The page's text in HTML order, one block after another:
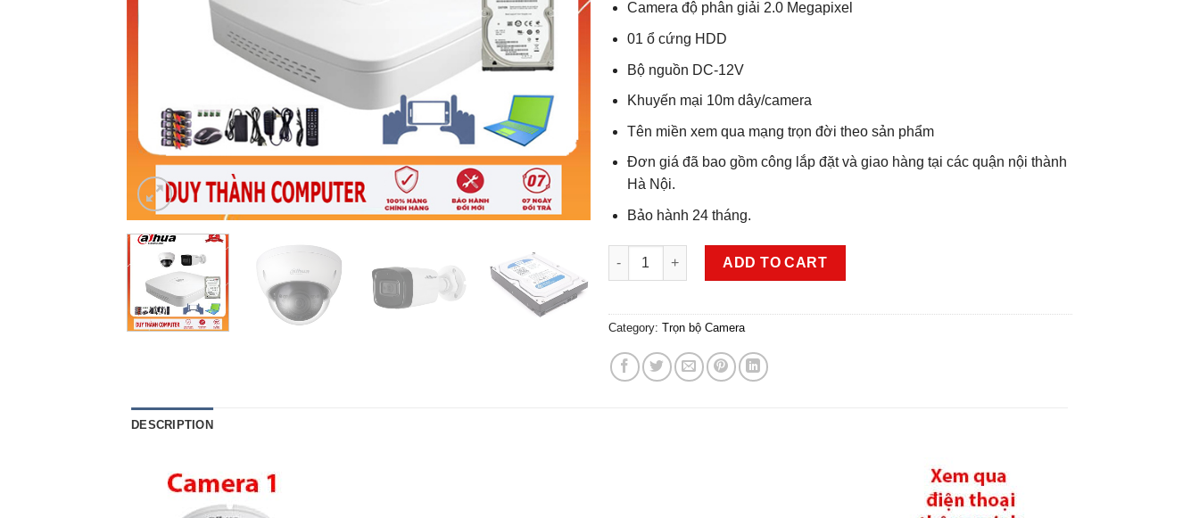
Camera độ phân giải 2.0 Megapixel
01 ổ cứng HDD
Bộ nguồn DC-12V
Khuyến mại 10m dây/camera
Tên miền xem qua mạng trọn đời theo sản phẩm
Đơn giá đã bao gồm công lắp đặt và giao hàng tại các quận nội thành
Hà Nội.
Bảo hành 24 tháng.
Trọn Bộ Camera HDCVI Dahua 2.0 MP-1080p - 2 Mắt quantity
ADD TO CART
Category: Trọn bộ Camera
DESCRIPTION